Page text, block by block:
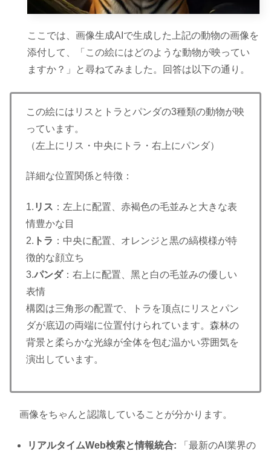
ここでは、画像生成AIで生成した上記の動物の画像を
添付して、「この絵にはどのような動物が映ってい
ますか？」と尋ねてみました。回答は以下の通り。
この絵にはリスと トラとパンダの3種類の動物が映
っています。
（左上にリス・中央にトラ・右上にパンダ）
詳細な位置関係と特徴：
1. リス ： 左上に配置、 赤褐色の毛並みと 大きな表
情豊かな 目
2. トラ ： 中央に配置、 オレンジと黒の縞模様が特
徴的な顔立ち
3.パンダ： 右上に配置、 黑と白の毛並みの優しい
表情
構図は三角形の配置で、
トラを顶点にリス とパン
ダが底辺の両端に位置付けられています。 森林の
背景と柔らかな光線が全体を包む温かい雰囲気を
演出しています。
画像をちゃんと認識していることが分かります。
リアルタイムWeb検索と情報統合: 「最新のAI業界の